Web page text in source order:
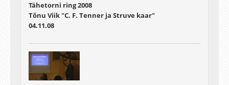
Tähetorni ring 2008
Tõnu Viik "C. F. Tenner ja Struve kaar"
04.11.08